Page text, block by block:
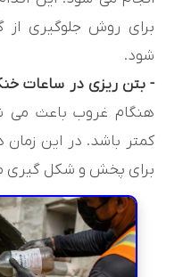
برای روش جلوگیری
شود.
- بتن ریزی در ساعات
هنگام غروب باعث می
کمتر باشد. در این
برای پخش و شکل گیری